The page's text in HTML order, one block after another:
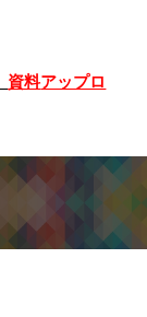
資料アップロ